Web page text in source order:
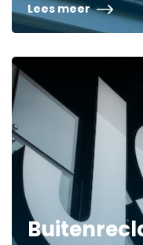
Lees meer